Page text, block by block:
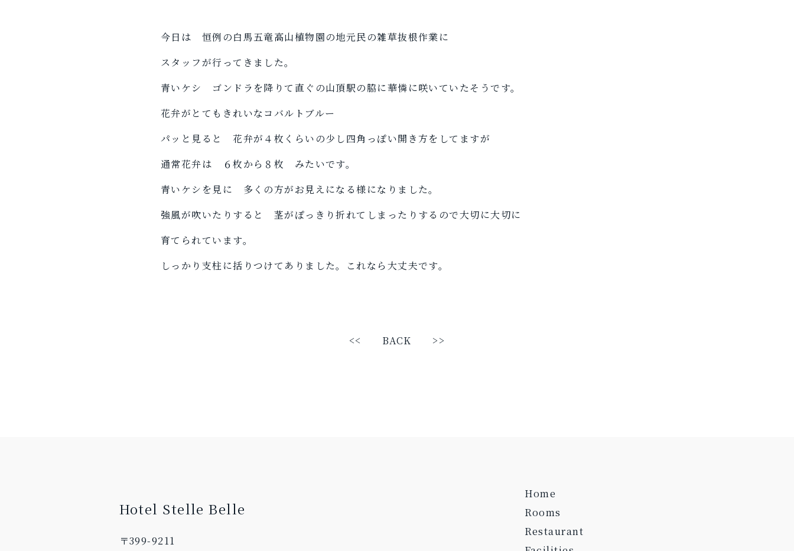
今日は 恒例の白馬五竜高山植物園の地元民の雑草抜根作業に
スタッフが行ってきました。
青いケシ ゴンドラを降りて直ぐの山頂駅の脇に華憐に咲いていたそうです。
花弁がとてもきれいなコバルトブルー
パッと見ると 花弁が４枚くらいの少し四角っぽい開き方をしてますが
通常花弁は ６枚から８枚 みたいです。
青いケシを見に 多くの方がお見えになる様になりました。
強風が吹いたりすると 茎がぽっきり折れてしまったりするので大切に大切に
育てられています。
しっかり支柱に括りつけてありました。これなら大丈夫です。
<< BACK >>
Hotel Stelle Belle
〒399-9211
Home
Rooms
Restaurant